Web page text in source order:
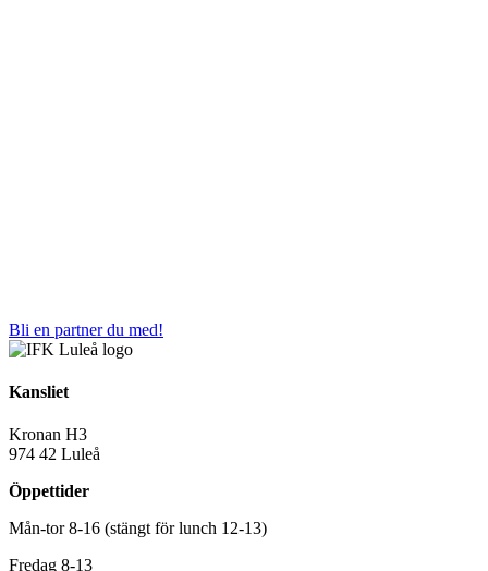
Bli en partner du med!
Kansliet
Kronan H3
974 42 Luleå
Öppettider
Mån-tor 8-16 (stängt för lunch 12-13)
Fredag 8-13